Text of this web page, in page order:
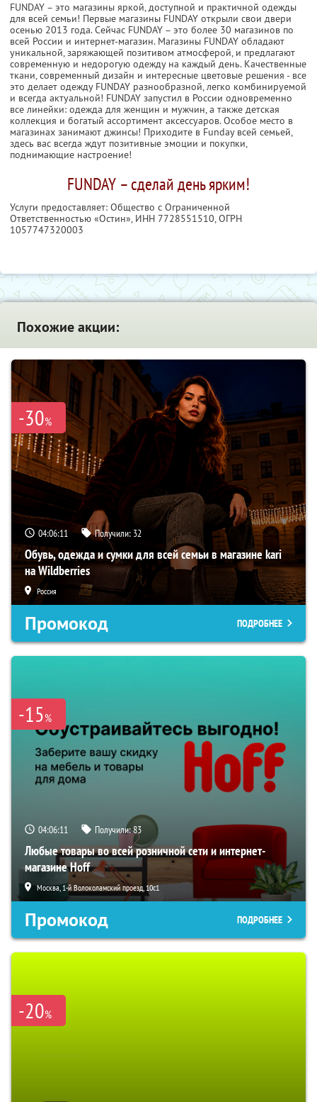
FUNDAY – это магазины яркой, доступной и практичной одежды
для всей семьи! Первые магазины FUNDAY открыли свои двери
осенью 2013 года. Сейчас FUNDAY – это более 30 магазинов по
всей России и интернет-магазин. Магазины FUNDAY обладают
уникальной, заряжающей позитивом атмосферой, и предлагают
современную и недорогую одежду на каждый день. Качественные
ткани, современный дизайн и интересные цветовые решения - все
это делает одежду FUNDAY разнообразной, легко комбинируемой
и всегда актуальной! FUNDAY запустил в России одновременно
все линейки: одежда для женщин и мужчин, а также детская
коллекция и богатый ассортимент аксессуаров. Особое место в
магазинах занимают джинсы! Приходите в Funday всей семьей,
здесь вас всегда ждут позитивные эмоции и покупки,
поднимающие настроение!
FUNDAY – сделай день ярким!
Услуги предоставляет: Общество с Ограниченной
Ответственностью «Остин», ИНН 7728551510, ОГРН
1057747320003
Похожие акции:
-30%
04:06:10 Получили: 32
Обувь, одежда и сумки для всей семьи в магазине kari
на Wildberries
Россия
Промокод ПОДРОБНЕЕ
-15%
04:06:10 Получили:83
Любые товары во всей розничной сети и интернет-
магазине Hoff
Москва, 1-й Волоколамский проезд, 10с1
Промокод ПОДРОБНЕЕ
-20%